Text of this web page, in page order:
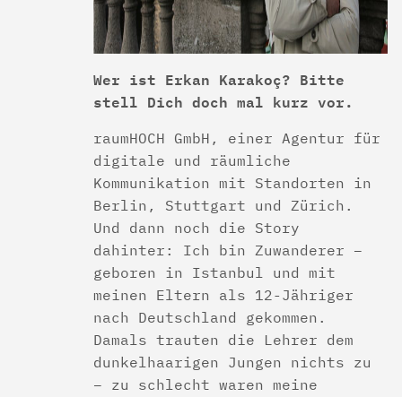
Wer ist Erkan Karakoç? Bitte
stell Dich doch mal kurz vor.
raumHOCH GmbH, einer Agentur für
digitale und räumliche
Kommunikation mit Standorten in
Berlin, Stuttgart und Zürich.
Und dann noch die Story
dahinter: Ich bin Zuwanderer –
geboren in Istanbul und mit
meinen Eltern als 12-Jähriger
nach Deutschland gekommen.
Damals trauten die Lehrer dem
dunkelhaarigen Jungen nichts zu
– zu schlecht waren meine